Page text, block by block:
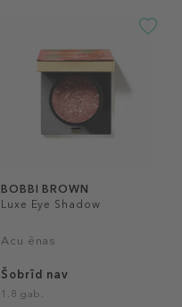
BOBBI BROWN
Luxe Eye Shadow​
Acu ēnas
Šobrīd nav
1.8 gab.